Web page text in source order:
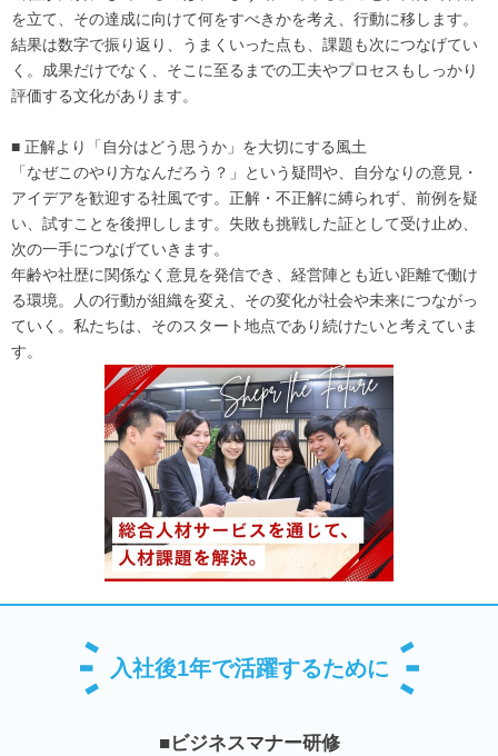
を立て、その達成に向けて何をすべきかを考え、行動に移します。
結果は数字で振り返り、うまくいった点も、課題も次につなげてい
く。成果だけでなく、そこに至るまでの工夫やプロセスもしっかり
評価する文化があります。
■ 正解より「自分はどう思うか」を大切にする風土
「なぜこのやり方なんだろう？」という疑問や、自分なりの意見・
アイデアを歓迎する社風です。正解・不正解に縛られず、前例を疑
い、試すことを後押しします。失敗も挑戦した証として受け止め、
次の一手につなげていきます。
年齢や社歴に関係なく意見を発信でき、経営陣とも近い距離で働け
る環境。人の行動が組織を変え、その変化が社会や未来につながっ
ていく。私たちは、そのスタート地点であり続けたいと考えていま
す。
入社後1年で活躍するために
■ビジネスマナー研修